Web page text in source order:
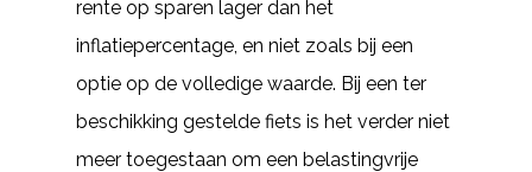
rente op sparen lager dan het
inflatiepercentage, en niet zoals bij een
optie op de volledige waarde. Bij een ter
beschikking gestelde fiets is het verder niet
meer toegestaan om een belastingvrije